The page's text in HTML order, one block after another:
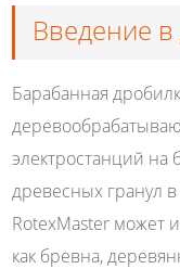
Введение в
Барабанная
электростанций на
древесных гранул
RotexMaster может
как бревна,